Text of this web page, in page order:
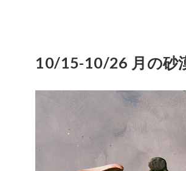
10/15-10/26 月の砂